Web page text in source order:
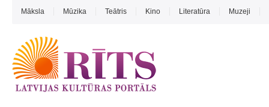
Māksla Mūzika Teātris Kino Literatūra Muzeji